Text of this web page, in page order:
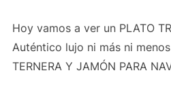
Hoy vamos a ver un PLATO
Auténtico lujo ni más ni menos
TERNERA Y JAMÓN PARA